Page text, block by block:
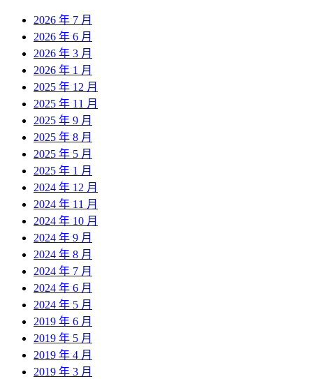
2026 年 7 月
2026 年 6 月
2026 年 3 月
2026 年 1 月
2025 年 12 月
2025 年 11 月
2025 年 9 月
2025 年 8 月
2025 年 5 月
2025 年 1 月
2024 年 12 月
2024 年 11 月
2024 年 10 月
2024 年 9 月
2024 年 8 月
2024 年 7 月
2024 年 6 月
2024 年 5 月
2019 年 6 月
2019 年 5 月
2019 年 4 月
2019 年 3 月